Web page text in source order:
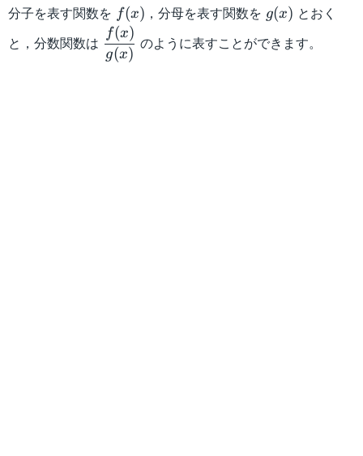
分子を表す関数を f(x)
f(x) ，分母を表す関数を g(x)
g(x) とおく
と，分数関数は \dfrac{f(x)}
{g(x)}
g(x)
f(x)
のように表すことができます。